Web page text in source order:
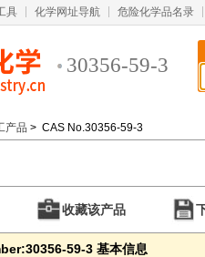
具 化学网址导航 危险化学品名录
30356-59-3
产品 > CAS No.30356-59-3
收藏该产品
59-3 基本信息